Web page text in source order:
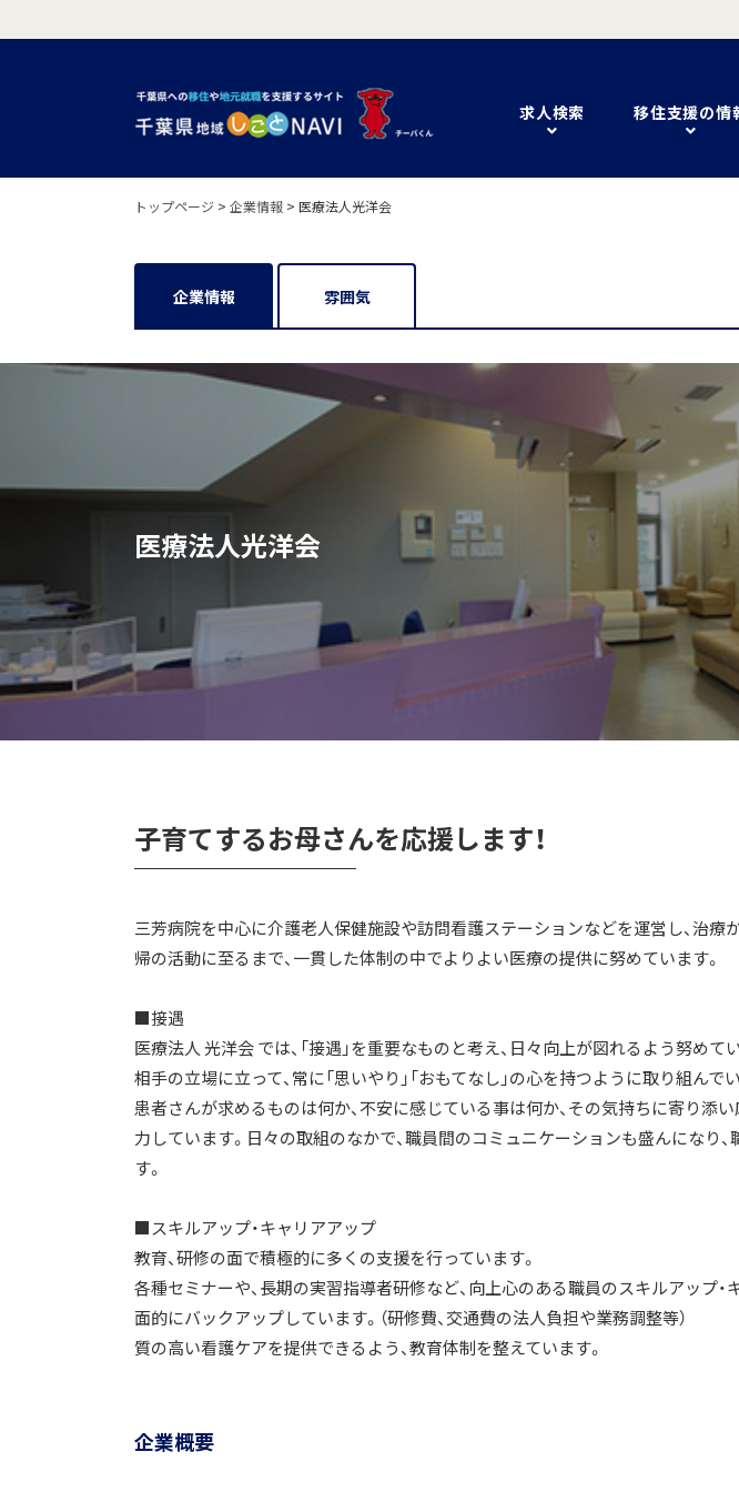
求人検索 移住支援の情
トップページ > 企業情報 > 医療法人光洋会
企業情報 雰囲気
医療法人光洋会
子育てするお母さんを応援します！
三芳病院を中心に介護老人保健施設や訪問看護ステーションなどを運営し、治療
帰の活動に至るまで、一貫した体制の中でよりよい医療の提供に努めています。
■接遇
医療法人 光洋会 では、「接遇」を重要なものと考え、日々向上が図れるよう努めて
相手の立場に立って、常に「思いやり」「おもてなし」の心を持つように取り組んで
患者さんが求めるものは何か、不安に感じている事は何か、その気持ちに寄り添
力しています。日々の取組のなかで、職員間のコミュニケーションも盛んになり
す。
■スキルアップ・キャリアアップ
教育、研修の面で積極的に多くの支援を行っています。
各種セミナーや、長期の実習指導者研修など、向上心のある職員のスキルアップ
面的にバックアップしています。（研修費、交通費の法人負担や業務調整等）
質の高い看護ケアを提供できるよう、教育体制を整えています。
企業概要